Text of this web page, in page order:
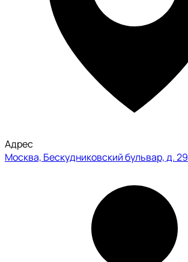
Адрес
Москва, Бескудниковский бульвар, д. 29